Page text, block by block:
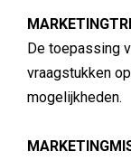
De toepassing
vraagstukken
mogelijkheden.